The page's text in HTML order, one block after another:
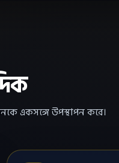
একসঙ্গে উপস্থাপন করে।